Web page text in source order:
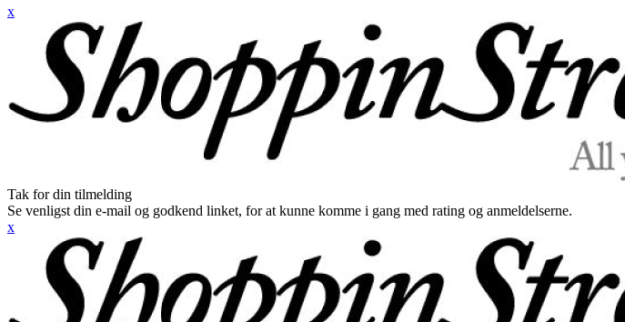
x
Tak for din tilmelding
Se venligst din e-mail og godkend linket, for at kunne komme i gang med rating og anmeldelserne.
x